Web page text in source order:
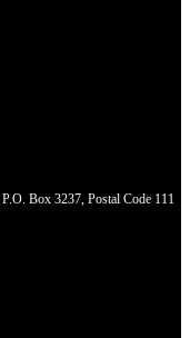
Box 3237, Postal Code 111